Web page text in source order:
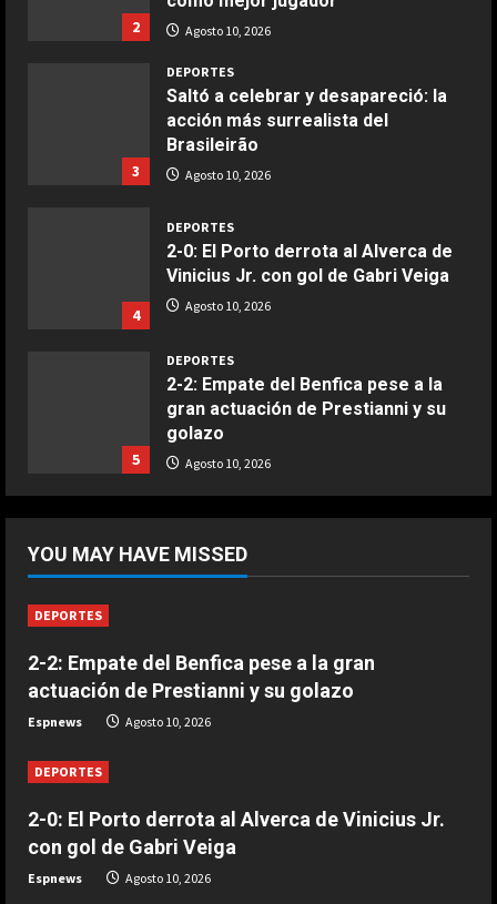
Ensalada de espinacas deliciosa
COCINA
Boquerones fritos en freidora de
aire
COCINA
Buñuelos de alcachofas
5
COCINA
Ternera guisada con senderuelas
2 Agosto 10, 2026
3
DEPORTES
Saltó a celebrar y desapareció: la
acción más surrealista del
Brasileirão
Agosto 10, 2026
4
DEPORTES
2-0: El Porto derrota al Alverca de
Vinicius Jr. con gol de Gabri Veiga
Agosto 10, 2026
5
DEPORTES
2-2: Empate del Benfica pese a la
gran actuación de Prestianni y su
golazo
Agosto 10, 2026
doblegan al Arsenal y se llevan la
Emirates Cup
El Ajax de Míchel gana en su
estreno liguero con Ter Stegen
como mejor jugador
3
Saltó a celebrar y desapareció: la
acción más surrealista del
Brasileirão
YOU MAY HAVE MISSED
DEPORTES
2-2: Empate del Benfica pese a la gran
actuación de Prestianni y su golazo
Espnews Agosto 10, 2026
DEPORTES
2-0: El Porto derrota al Alverca de Vinicius Jr.
con gol de Gabri Veiga
Espnews Agosto 10, 2026